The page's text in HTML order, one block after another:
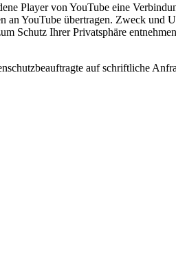
Player von YouTube eine
YouTube übertragen. Zweck
Schutz Ihrer Privatsphäre
auf schriftliche